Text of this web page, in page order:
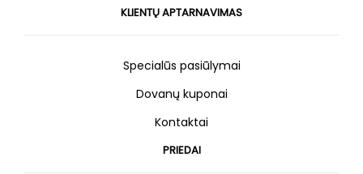
KLIENTŲ APTARNAVIMAS
Specialūs pasiūlymai
Dovanų kuponai
Kontaktai
PRIEDAI